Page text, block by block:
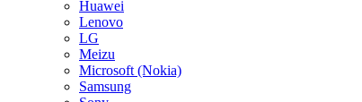
Huawei
Lenovo
LG
Meizu
Microsoft (Nokia)
Samsung